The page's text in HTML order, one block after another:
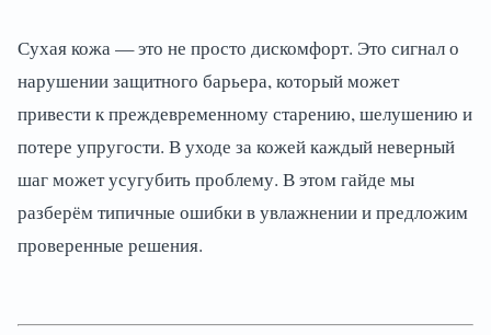
Сухая кожа — это не просто дискомфорт. Это сигнал о
нарушении защитного барьера, который может
привести к преждевременному старению, шелушению и
потере упругости. В уходе за кожей каждый неверный
шаг может усугубить проблему. В этом гайде мы
разберём типичные ошибки в увлажнении и предложим
проверенные решения.